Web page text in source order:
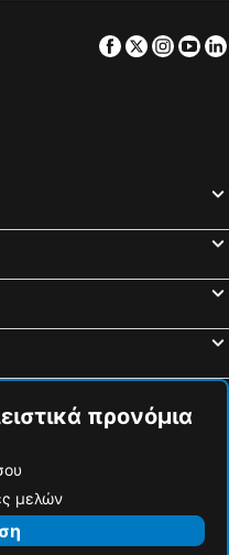
Facebook
Twitter
προνόμια
μελών